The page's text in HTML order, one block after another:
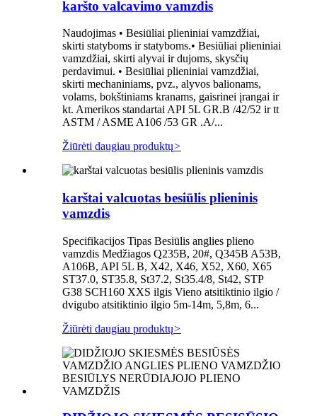
karšto valcavimo vamzdis
Naudojimas • Besiūliai plieniniai vamzdžiai,
skirti statyboms ir statyboms.• Besiūliai plieniniai
vamzdžiai, skirti alyvai ir dujoms, skysčių
perdavimui. • Besiūliai plieniniai vamzdžiai,
skirti mechaniniams, pvz., alyvos balionams,
volams, bokštiniams kranams, gaisrinei įrangai ir
kt. Amerikos standartai API 5L GR.B /42/52 ir tt
ASTM / ASME A106 /53 GR .A/...
Žiūrėti daugiau produktų>
karštai valcuotas besiūlis plieninis
vamzdis
Specifikacijos Tipas Besiūlis anglies plieno
vamzdis Medžiagos Q235B, 20#, Q345B A53B,
A106B, API 5L B, X42, X46, X52, X60, X65
ST37.0, ST35.8, St37.2, St35.4/8, St42, STP
G38 SCH160 XXS ilgis Vieno atsitiktinio ilgio /
dvigubo atsitiktinio ilgio 5m-14m, 5,8m, 6...
Žiūrėti daugiau produktų>